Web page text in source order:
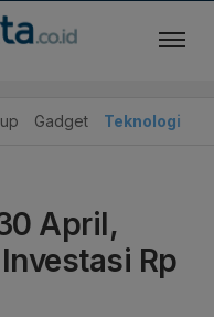
Gadget Teknologi
April,
Rp